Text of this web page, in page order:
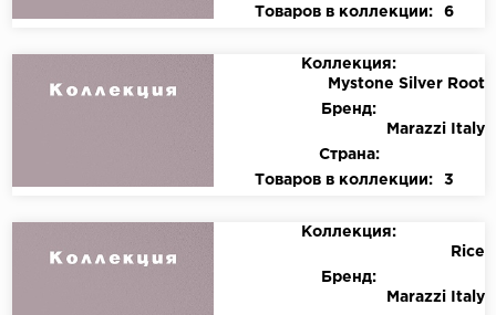
Товаров в коллекции:
6
Коллекция:
Mystone Silver Root
Бренд:
Marazzi Italy
Страна:
Товаров в коллекции:
3
Коллекция:
Rice
Бренд:
Marazzi Italy